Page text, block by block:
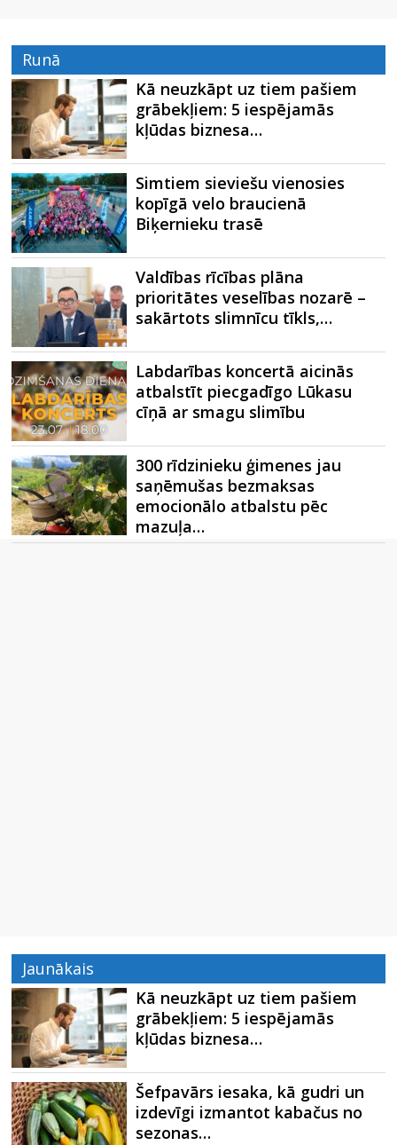
Runā
Kā neuzkāpt uz tiem pašiem
grābekļiem: 5 iespējamās
kļūdas biznesa…
Simtiem sieviešu vienosies
kopīgā velo braucienā
Biķernieku trasē
Valdības rīcības plāna
prioritātes veselības nozarē –
sakārtots slimnīcu tīkls,…
Labdarības koncertā aicinās
atbalstīt piecgadīgo Lūkasu
cīņā ar smagu slimību
300 rīdzinieku ģimenes jau
saņēmušas bezmaksas
emocionālo atbalstu pēc
mazuļa…
Jaunākais
Kā neuzkāpt uz tiem pašiem
grābekļiem: 5 iespējamās
kļūdas biznesa…
Šefpavārs iesaka, kā gudri un
izdevīgi izmantot kabačus no
sezonas…